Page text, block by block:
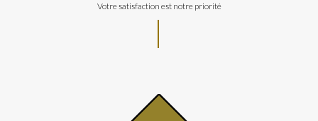
Votre satisfaction est notre priorité